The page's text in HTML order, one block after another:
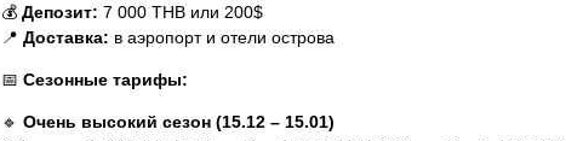
💰 Депозит: 7 000 THB или 200$
📍 Доставка: в аэропорт и отели острова
📅 Сезонные тарифы:
🔹 Очень высокий сезон (15.12 – 15.01)